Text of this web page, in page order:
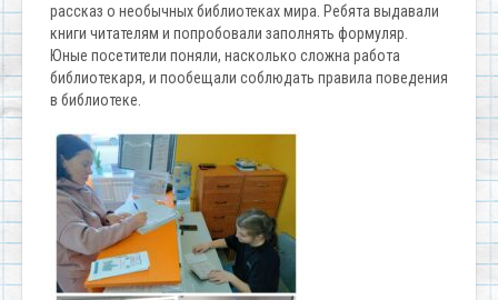
рассказ о необычных библиотеках мира. Ребята выдавали
книги читателям и попробовали заполнять формуляр.
Юные посетители поняли, насколько сложна работа
библиотекаря, и пообещали соблюдать правила поведения
в библиотеке.